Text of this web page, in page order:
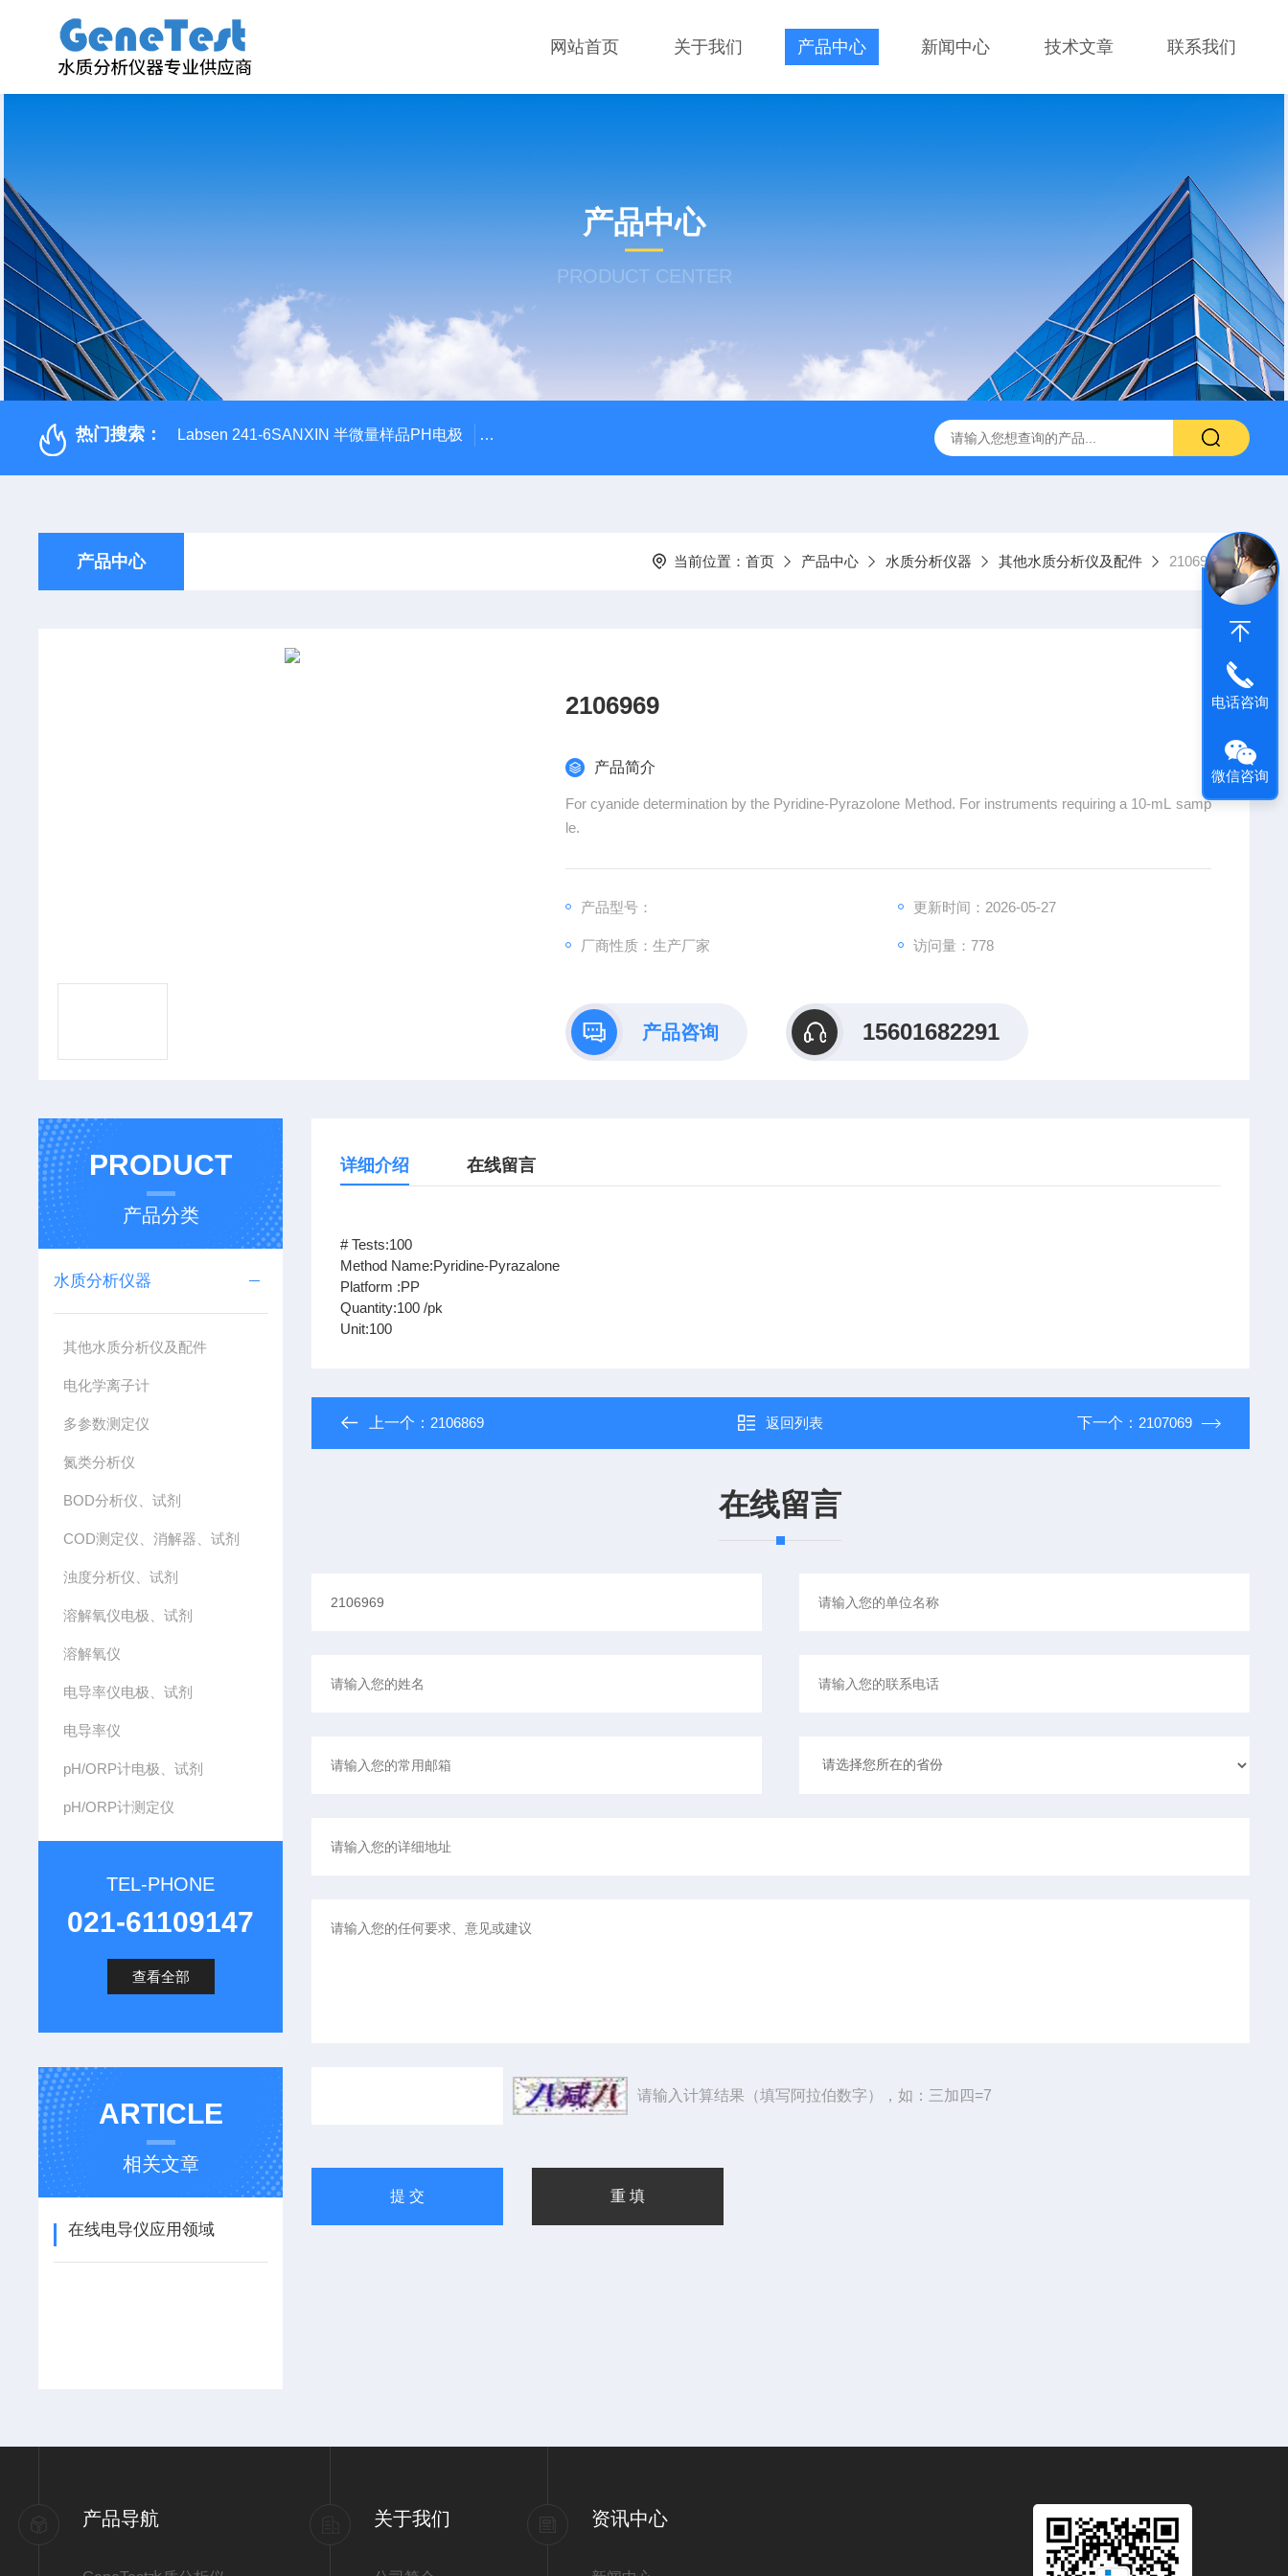
网站首页 关于我们 产品中心 新闻中心 技术文章 联系我们
产品中心
PRODUCT CENTER
热门搜索： Labsen 241-6SANXIN 半微量样品PH电极 SDI-47手动SDI污染指数测定仪，携带方便，轻巧 9385100DR900便携式多参数水质分析仪 GTOX-700便携式
产品中心 当前位置： 首页 产品中心 水质分析仪器 其他水质分析仪及配件 2106969
2106969
产品简介
For cyanide determination by the Pyridine-Pyrazolone Method. For instruments requiring a 10-mL samp
le.
产品型号： 更新时间：2026-05-27
厂商性质：生产厂家 访问量：778
产品咨询 15601682291
PRODUCT
产品分类
水质分析仪器
其他水质分析仪及配件
电化学离子计
多参数测定仪
氮类分析仪
BOD分析仪、试剂
COD测定仪、消解器、试剂
浊度分析仪、试剂
溶解氧仪电极、试剂
溶解氧仪
电导率仪电极、试剂
电导率仪
pH/ORP计电极、试剂
pH/ORP计测定仪
TEL-PHONE
021-61109147
查看全部
ARTICLE
相关文章
在线电导仪应用领域
详细介绍 在线留言
# Tests:100
Method Name:Pyridine-Pyrazalone
Platform :PP
Quantity:100 /pk
Unit:100
上一个： 2106869 返回列表 下一个： 2107069
在线留言
请输入计算结果（填写阿拉伯数字），如：三加四=7
产品导航 关于我们 资讯中心
电话咨询
微信咨询